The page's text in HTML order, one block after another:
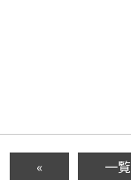
« 一覧